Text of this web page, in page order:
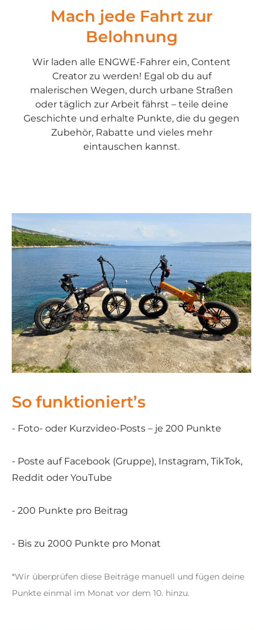
Mach jede Fahrt zur
Belohnung
Wir laden alle ENGWE-Fahrer ein, Content
Creator zu werden! Egal ob du auf
malerischen Wegen, durch urbane Straßen
oder täglich zur Arbeit fährst – teile deine
Geschichte und erhalte Punkte, die du gegen
Zubehör, Rabatte und vieles mehr
eintauschen kannst.
So funktioniert’s
- Foto- oder Kurzvideo-Posts – je 200 Punkte
- Poste auf Facebook (Gruppe), Instagram, TikTok,
Reddit oder YouTube
- 200 Punkte pro Beitrag
- Bis zu 2000 Punkte pro Monat
*Wir überprüfen diese Beiträge manuell und fügen deine
Punkte einmal im Monat vor dem 10. hinzu.